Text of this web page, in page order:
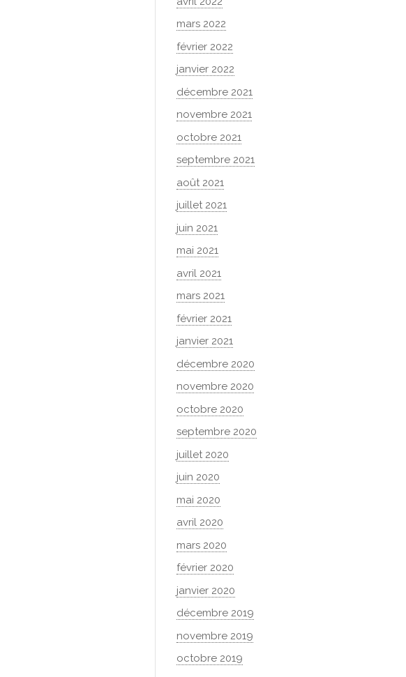
mars 2022
février 2022
janvier 2022
décembre 2021
novembre 2021
octobre 2021
septembre 2021
août 2021
juillet 2021
juin 2021
mai 2021
avril 2021
mars 2021
février 2021
janvier 2021
décembre 2020
novembre 2020
octobre 2020
septembre 2020
juillet 2020
juin 2020
mai 2020
avril 2020
mars 2020
février 2020
janvier 2020
décembre 2019
novembre 2019
octobre 2019